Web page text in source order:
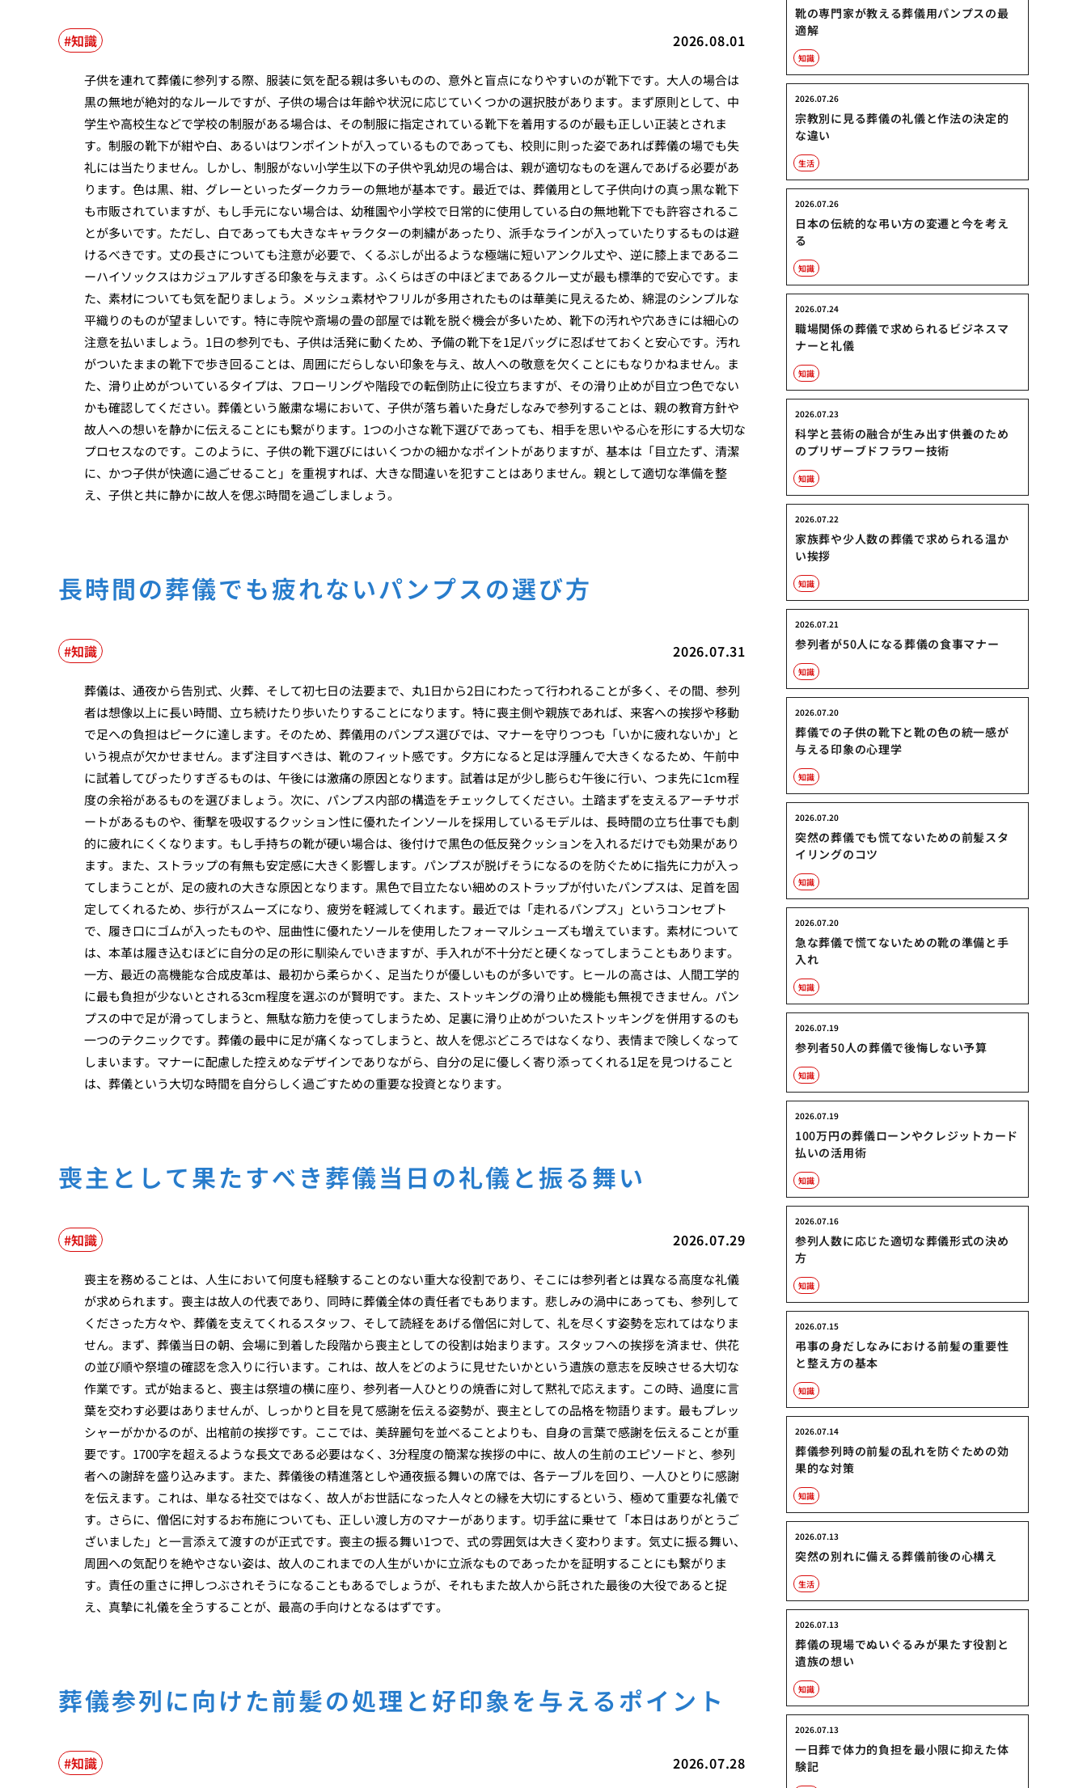
2026.08.01
知識
子供を連れて葬儀に参列する際、服装に気を配る親は多いものの、意外と盲点になりやすいのが靴下です。大人の場合は
黒の無地が絶対的なルールですが、子供の場合は年齢や状況に応じていくつかの選択肢があります。まず原則として、中
学生や高校生などで学校の制服がある場合は、その制服に指定されている靴下を着用するのが最も正しい正装とされま
す。制服の靴下が紺や白、あるいはワンポイントが入っているものであっても、校則に則った姿であれば葬儀の場でも失
礼には当たりません。しかし、制服がない小学生以下の子供や乳幼児の場合は、親が適切なものを選んであげる必要があ
ります。色は黒、紺、グレーといったダークカラーの無地が基本です。最近では、葬儀用として子供向けの真っ黒な靴下
も市販されていますが、もし手元にない場合は、幼稚園や小学校で日常的に使用している白の無地靴下でも許容されるこ
とが多いです。ただし、白であっても大きなキャラクターの刺繍があったり、派手なラインが入っていたりするものは避
けるべきです。丈の長さについても注意が必要で、くるぶしが出るような極端に短いアンクル丈や、逆に膝上まであるニ
ーハイソックスはカジュアルすぎる印象を与えます。ふくらはぎの中ほどまであるクルー丈が最も標準的で安心です。ま
た、素材についても気を配りましょう。メッシュ素材やフリルが多用されたものは華美に見えるため、綿混のシンプルな
平織りのものが望ましいです。特に寺院や斎場の畳の部屋では靴を脱ぐ機会が多いため、靴下の汚れや穴あきには細心の
注意を払いましょう。1日の参列でも、子供は活発に動くため、予備の靴下を1足バッグに忍ばせておくと安心です。汚れ
がついたままの靴下で歩き回ることは、周囲にだらしない印象を与え、故人への敬意を欠くことにもなりかねません。ま
た、滑り止めがついているタイプは、フローリングや階段での転倒防止に役立ちますが、その滑り止めが目立つ色でない
かも確認してください。葬儀という厳粛な場において、子供が落ち着いた身だしなみで参列することは、親の教育方針や
故人への想いを静かに伝えることにも繋がります。1つの小さな靴下選びであっても、相手を思いやる心を形にする大切な
プロセスなのです。このように、子供の靴下選びにはいくつかの細かなポイントがありますが、基本は「目立たず、清潔
に、かつ子供が快適に過ごせること」を重視すれば、大きな間違いを犯すことはありません。親として適切な準備を整
え、子供と共に静かに故人を偲ぶ時間を過ごしましょう。
長時間の葬儀でも疲れないパンプスの選び方
2026.07.31
知識
葬儀は、通夜から告別式、火葬、そして初七日の法要まで、丸1日から2日にわたって行われることが多く、その間、参列
者は想像以上に長い時間、立ち続けたり歩いたりすることになります。特に喪主側や親族であれば、来客への挨拶や移動
で足への負担はピークに達します。そのため、葬儀用のパンプス選びでは、マナーを守りつつも「いかに疲れないか」と
いう視点が欠かせません。まず注目すべきは、靴のフィット感です。夕方になると足は浮腫んで大きくなるため、午前中
に試着してぴったりすぎるものは、午後には激痛の原因となります。試着は足が少し膨らむ午後に行い、つま先に1cm程
度の余裕があるものを選びましょう。次に、パンプス内部の構造をチェックしてください。土踏まずを支えるアーチサポ
ートがあるものや、衝撃を吸収するクッション性に優れたインソールを採用しているモデルは、長時間の立ち仕事でも劇
的に疲れにくくなります。もし手持ちの靴が硬い場合は、後付けで黒色の低反発クッションを入れるだけでも効果があり
ます。また、ストラップの有無も安定感に大きく影響します。パンプスが脱げそうになるのを防ぐために指先に力が入っ
てしまうことが、足の疲れの大きな原因となります。黒色で目立たない細めのストラップが付いたパンプスは、足首を固
定してくれるため、歩行がスムーズになり、疲労を軽減してくれます。最近では「走れるパンプス」というコンセプト
で、履き口にゴムが入ったものや、屈曲性に優れたソールを使用したフォーマルシューズも増えています。素材について
は、本革は履き込むほどに自分の足の形に馴染んでいきますが、手入れが不十分だと硬くなってしまうこともあります。
一方、最近の高機能な合成皮革は、最初から柔らかく、足当たりが優しいものが多いです。ヒールの高さは、人間工学的
に最も負担が少ないとされる3cm程度を選ぶのが賢明です。また、ストッキングの滑り止め機能も無視できません。パン
プスの中で足が滑ってしまうと、無駄な筋力を使ってしまうため、足裏に滑り止めがついたストッキングを併用するのも
一つのテクニックです。葬儀の最中に足が痛くなってしまうと、故人を偲ぶどころではなくなり、表情まで険しくなって
しまいます。マナーに配慮した控えめなデザインでありながら、自分の足に優しく寄り添ってくれる1足を見つけること
は、葬儀という大切な時間を自分らしく過ごすための重要な投資となります。
喪主として果たすべき葬儀当日の礼儀と振る舞い
2026.07.29
知識
喪主を務めることは、人生において何度も経験することのない重大な役割であり、そこには参列者とは異なる高度な礼儀
が求められます。喪主は故人の代表であり、同時に葬儀全体の責任者でもあります。悲しみの渦中にあっても、参列して
くださった方々や、葬儀を支えてくれるスタッフ、そして読経をあげる僧侶に対して、礼を尽くす姿勢を忘れてはなりま
せん。まず、葬儀当日の朝、会場に到着した段階から喪主としての役割は始まります。スタッフへの挨拶を済ませ、供花
の並び順や祭壇の確認を念入りに行います。これは、故人をどのように見せたいかという遺族の意志を反映させる大切な
作業です。式が始まると、喪主は祭壇の横に座り、参列者一人ひとりの焼香に対して黙礼で応えます。この時、過度に言
葉を交わす必要はありませんが、しっかりと目を見て感謝を伝える姿勢が、喪主としての品格を物語ります。最もプレッ
シャーがかかるのが、出棺前の挨拶です。ここでは、美辞麗句を並べることよりも、自身の言葉で感謝を伝えることが重
要です。1700字を超えるような長文である必要はなく、3分程度の簡潔な挨拶の中に、故人の生前のエピソードと、参列
者への謝辞を盛り込みます。また、葬儀後の精進落としや通夜振る舞いの席では、各テーブルを回り、一人ひとりに感謝
を伝えます。これは、単なる社交ではなく、故人がお世話になった人々との縁を大切にするという、極めて重要な礼儀で
す。さらに、僧侶に対するお布施についても、正しい渡し方のマナーがあります。切手盆に乗せて「本日はありがとうご
ざいました」と一言添えて渡すのが正式です。喪主の振る舞い1つで、式の雰囲気は大きく変わります。気丈に振る舞い、
周囲への気配りを絶やさない姿は、故人のこれまでの人生がいかに立派なものであったかを証明することにも繋がりま
す。責任の重さに押しつぶされそうになることもあるでしょうが、それもまた故人から託された最後の大役であると捉
え、真摯に礼儀を全うすることが、最高の手向けとなるはずです。
葬儀参列に向けた前髪の処理と好印象を与えるポイント
2026.07.28
知識
靴の専門家が教える葬儀用パンプスの最
適解
知識
宗教別に見る葬儀の礼儀と作法の決定的
な違い
2026.07.26
生活
日本の伝統的な弔い方の変遷と今を考え
る
2026.07.26
知識
職場関係の葬儀で求められるビジネスマ
ナーと礼儀
2026.07.24
知識
科学と芸術の融合が生み出す供養のため
のプリザーブドフラワー技術
2026.07.23
知識
家族葬や少人数の葬儀で求められる温か
い挨拶
2026.07.22
知識
参列者が50人になる葬儀の食事マナー
2026.07.21
知識
葬儀での子供の靴下と靴の色の統一感が
与える印象の心理学
2026.07.20
知識
突然の葬儀でも慌てないための前髪スタ
イリングのコツ
2026.07.20
知識
急な葬儀で慌てないための靴の準備と手
入れ
2026.07.20
知識
参列者50人の葬儀で後悔しない予算
2026.07.19
知識
100万円の葬儀ローンやクレジットカード
払いの活用術
2026.07.19
知識
参列人数に応じた適切な葬儀形式の決め
方
2026.07.16
知識
弔事の身だしなみにおける前髪の重要性
と整え方の基本
2026.07.15
知識
葬儀参列時の前髪の乱れを防ぐための効
果的な対策
2026.07.14
知識
突然の別れに備える葬儀前後の心構え
2026.07.13
生活
葬儀の現場でぬいぐるみが果たす役割と
遺族の想い
2026.07.13
知識
一日葬で体力的負担を最小限に抑えた体
験記
2026.07.13